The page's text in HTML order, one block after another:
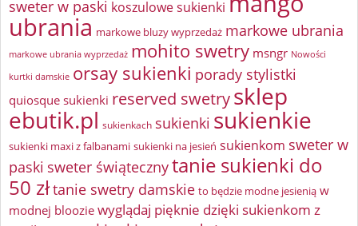
sweter w paski koszulowe sukienki
ubrania markowe bluzy wyprzedaż markowe ubrania
markowe ubrania wyprzedaż mohito swetry msngr Nowości
kurtki damskie orsay sukienki porady stylistki
quiosque sukienki reserved swetrysklep
ebutik.pl sukienkach sukienki sukienkie
sukienki maxi z falbanami sukienki na jesień sukienkom sweter w
paski sweter świątecznytanie sukienki do
50 złtanie swetry damskie to będzie modne jesienią w
modnej bloozie wyglądaj pięknie dzięki sukienkom z